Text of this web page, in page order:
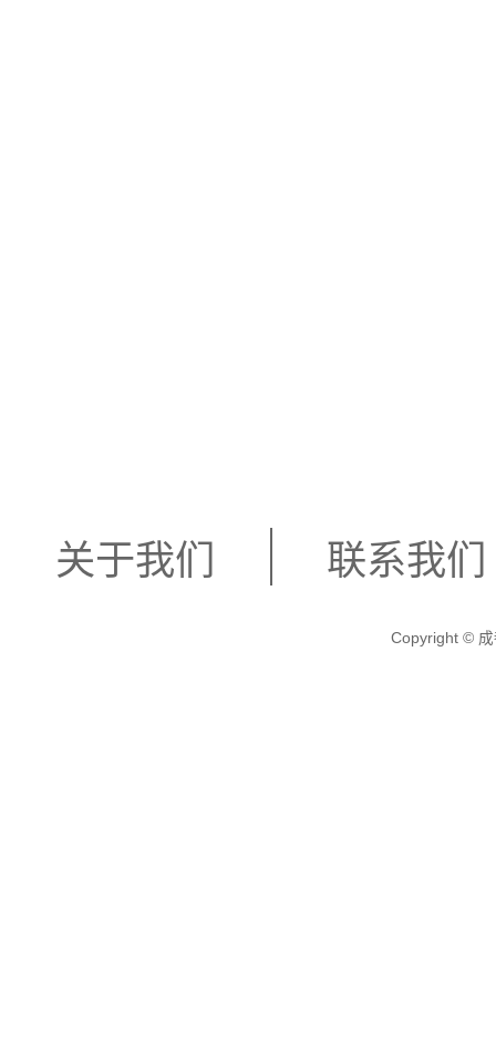
关于我们 联系我们
Copyright © 成